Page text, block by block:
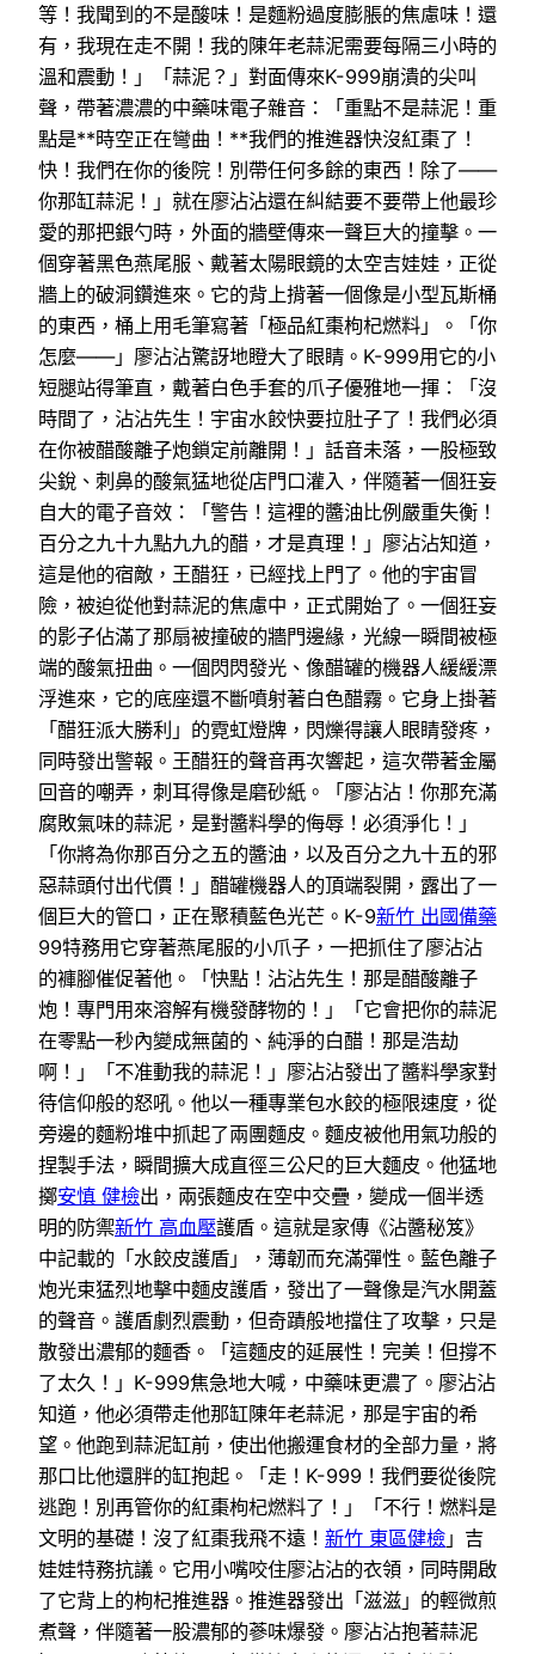
等！我聞到的不是酸味！是麵粉過度膨脹的焦慮味！還
有，我現在走不開！我的陳年老蒜泥需要每隔三小時的
溫和震動！」「蒜泥？」對面傳來K-999崩潰的尖叫
聲，帶著濃濃的中藥味電子雜音：「重點不是蒜泥！重
點是**時空正在彎曲！**我們的推進器快沒紅棗了！
快！我們在你的後院！別帶任何多餘的東西！除了——
你那缸蒜泥！」就在廖沾沾還在糾結要不要帶上他最珍
愛的那把銀勺時，外面的牆壁傳來一聲巨大的撞擊。一
個穿著黑色燕尾服、戴著太陽眼鏡的太空吉娃娃，正從
牆上的破洞鑽進來。它的背上揹著一個像是小型瓦斯桶
的東西，桶上用毛筆寫著「極品紅棗枸杞燃料」。「你
怎麼——」廖沾沾驚訝地瞪大了眼睛。K-999用它的小
短腿站得筆直，戴著白色手套的爪子優雅地一揮：「沒
時間了，沾沾先生！宇宙水餃快要拉肚子了！我們必須
在你被醋酸離子炮鎖定前離開！」話音未落，一股極致
尖銳、刺鼻的酸氣猛地從店門口灌入，伴隨著一個狂妄
自大的電子音效：「警告！這裡的醬油比例嚴重失衡！
百分之九十九點九九的醋，才是真理！」廖沾沾知道，
這是他的宿敵，王醋狂，已經找上門了。他的宇宙冒
險，被迫從他對蒜泥的焦慮中，正式開始了。一個狂妄
的影子佔滿了那扇被撞破的牆門邊緣，光線一瞬間被極
端的酸氣扭曲。一個閃閃發光、像醋罐的機器人緩緩漂
浮進來，它的底座還不斷噴射著白色醋霧。它身上掛著
「醋狂派大勝利」的霓虹燈牌，閃爍得讓人眼睛發疼，
同時發出警報。王醋狂的聲音再次響起，這次帶著金屬
回音的嘲弄，刺耳得像是磨砂紙。「廖沾沾！你那充滿
腐敗氣味的蒜泥，是對醬料學的侮辱！必須淨化！」
「你將為你那百分之五的醬油，以及百分之九十五的邪
惡蒜頭付出代價！」醋罐機器人的頂端裂開，露出了一
個巨大的管口，正在聚積藍色光芒。K-9新竹 出國備藥
99特務用它穿著燕尾服的小爪子，一把抓住了廖沾沾
的褲腳催促著他。「快點！沾沾先生！那是醋酸離子
炮！專門用來溶解有機發酵物的！」「它會把你的蒜泥
在零點一秒內變成無菌的、純淨的白醋！那是浩劫
啊！」「不准動我的蒜泥！」廖沾沾發出了醬料學家對
待信仰般的怒吼。他以一種專業包水餃的極限速度，從
旁邊的麵粉堆中抓起了兩團麵皮。麵皮被他用氣功般的
捏製手法，瞬間擴大成直徑三公尺的巨大麵皮。他猛地
擲安慎 健檢出，兩張麵皮在空中交疊，變成一個半透
明的防禦新竹 高血壓護盾。這就是家傳《沾醬秘笈》
中記載的「水餃皮護盾」，薄韌而充滿彈性。藍色離子
炮光束猛烈地擊中麵皮護盾，發出了一聲像是汽水開蓋
的聲音。護盾劇烈震動，但奇蹟般地擋住了攻擊，只是
散發出濃郁的麵香。「這麵皮的延展性！完美！但撐不
了太久！」K-999焦急地大喊，中藥味更濃了。廖沾沾
知道，他必須帶走他那缸陳年老蒜泥，那是宇宙的希
望。他跑到蒜泥缸前，使出他搬運食材的全部力量，將
那口比他還胖的缸抱起。「走！K-999！我們要從後院
逃跑！別再管你的紅棗枸杞燃料了！」「不行！燃料是
文明的基礎！沒了紅棗我飛不遠！ 新竹 東區健檢 」吉
娃娃特務抗議。它用小嘴咬住廖沾沾的衣領，同時開啟
了它背上的枸杞推進器。推進器發出「滋滋」的輕微煎
煮聲，伴隨著一股濃郁的蔘味爆發。廖沾沾抱著蒜泥